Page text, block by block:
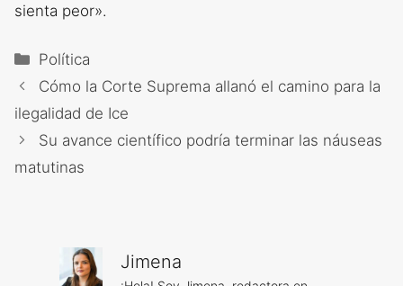
sienta peor».
Categorías
Política
Cómo la Corte Suprema allanó el camino para la
ilegalidad de Ice
Su avance científico podría terminar las náuseas
matutinas
Jimena